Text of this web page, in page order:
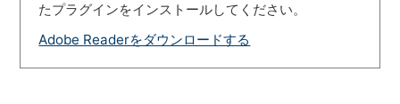
たプラグインをインストールしてください。
Adobe Readerをダウンロードする